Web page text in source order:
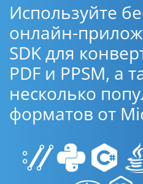
Используйте
онлайн-
SDK для
PDF и PPSM, а
несколько
форматов от